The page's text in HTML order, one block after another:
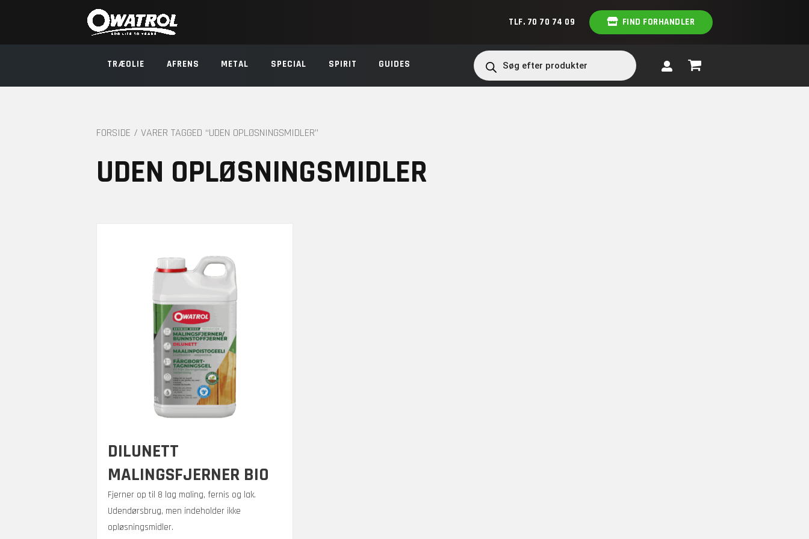
TLF. 70 70 74 09 FIND FORHANDLER
TRÆOLIE AFRENS METAL SPECIAL SPIRIT GUIDES
Products
search
FORSIDE / VARER TAGGED “UDEN OPLØSNINGSMIDLER”
UDEN OPLØSNINGSMIDLER
DILUNETT
MALINGSFJERNER BIO
Fjerner op til 8 lag maling, fernis og lak.
Udendørsbrug, men indeholder ikke
opløsningsmidler.